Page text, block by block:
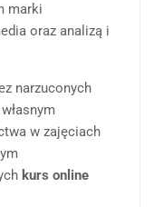
marki
oraz analizą i
narzuconych
w zajęciach
kurs online